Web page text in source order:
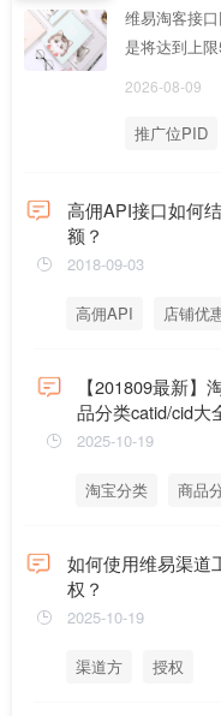
维易淘客接
是将达到上
2026-08-09
推广位PID
高佣API接口如何
额？
2018-09-03
高佣API 店铺优
【201809最新
品分类catid/cid大
2025-10-19
淘宝分类 商品
如何使用维易渠道
权？
2025-10-19
渠道方 授权